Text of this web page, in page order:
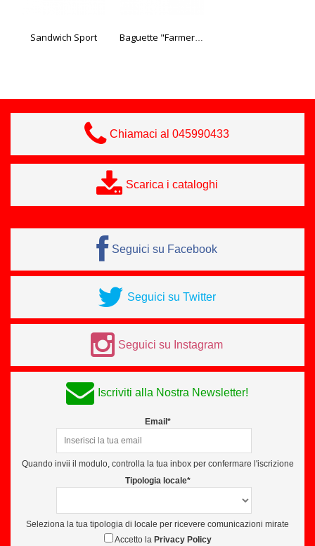
Sandwich Sport Baguette "Farmer" Edna 280 gr
Chiamaci al 045990433
Scarica i cataloghi
Seguici su Facebook
Seguici su Twitter
Seguici su Instagram
Iscriviti alla Nostra Newsletter!
Email*
Quando invii il modulo, controlla la tua inbox per confermare l'iscrizione
Tipologia locale*
Seleziona la tua tipologia di locale per ricevere comunicazioni mirate
Accetto la Privacy Policy